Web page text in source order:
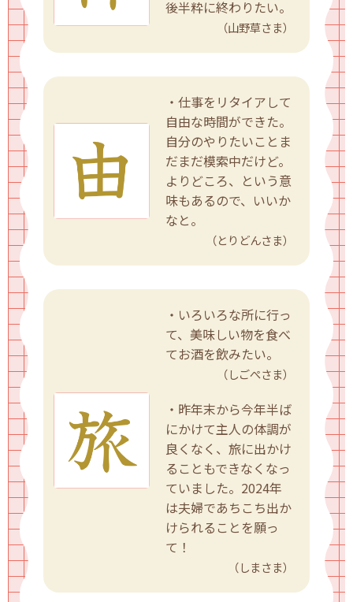
後半粋に終わりたい。
（山野草さま）
・仕事をリタイアして
自由な時間ができた。
自分のやりたいことま
だまだ模索中だけど。
よりどころ、という意
味もあるので、いいか
なと。
（とりどんさま）
・いろいろな所に行っ
て、美味しい物を食べ
てお酒を飲みたい。
（しごぺさま）
・昨年末から今年半ば
にかけて主人の体調が
良くなく、旅に出かけ
ることもできなくなっ
ていました。2024年
は夫婦であちこち出か
けられることを願っ
て！
（しまさま）